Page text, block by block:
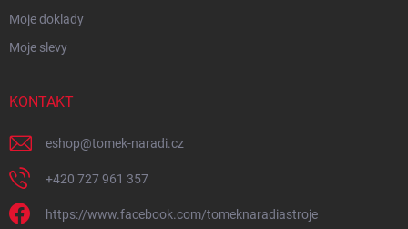
Moje doklady
Moje slevy
KONTAKT
eshop@tomek-naradi.cz
+420 727 961 357
https://www.facebook.com/tomeknaradiastroje